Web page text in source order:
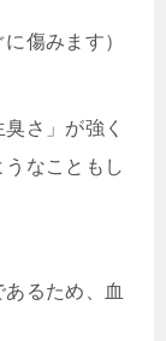
傷みます）
さ」が強く
なこともし
るため、血